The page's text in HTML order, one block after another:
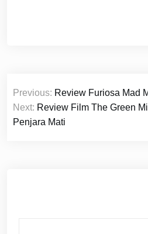
Post
navigation
Previous: Review Furiosa Mad
Next: Review Film The Green
Penjara Mati